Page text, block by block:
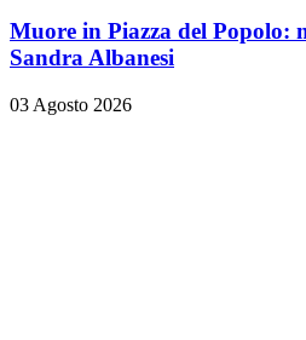
Muore in Piazza del Popolo:
Sandra Albanesi
03 Agosto 2026